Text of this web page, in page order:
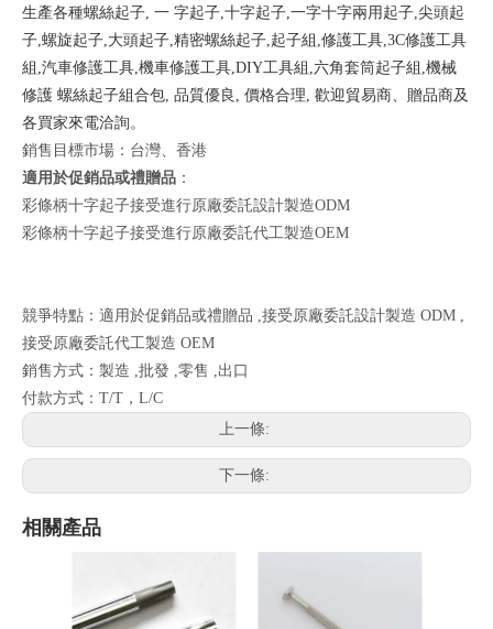
生產各種螺絲起子, 一 字起子,十字起子,一字十字兩用起子,尖頭起
子,螺旋起子,大頭起子,精密螺絲起子,起子組,修護工具,3C修護工具
組,汽車修護工具,機車修護工具,DIY工具組,六角套筒起子組,機械
修護 螺絲起子組合包, 品質優良, 價格合理, 歡迎貿易商、贈品商及
各買家來電洽詢。
銷售目標市場：台灣、香港
適用於促銷品或禮贈品 ：
彩條柄十字起子接受進行原廠委託設計製造ODM
彩條柄十字起子接受進行原廠委託代工製造OEM
競爭特點：適用於促銷品或禮贈品 ,接受原廠委託設計製造 ODM ,
接受原廠委託代工製造 OEM
銷售方式：製造 ,批發 ,零售 ,出口
付款方式：T/T，L/C
上一條:
下一條:
相關產品